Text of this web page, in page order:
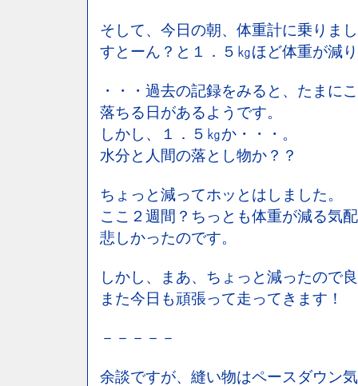
そして、今日の朝、体重計に乗りま
すとーん？と１．５㎏ほど体重が減
・・・過去の記録をみると、たまに
落ちる日があるようです。
しかし、１．５㎏か・・・。
水分と人間の落とし物か？？
ちょっと減ってホッとはしました。
ここ２週間？ちっとも体重が減る気
悲しかったのです。
しかし、まあ、ちょっと減ったので
また今日も頑張って走ってきます！
－－－－－
余談ですが、縫い物はペースダウン